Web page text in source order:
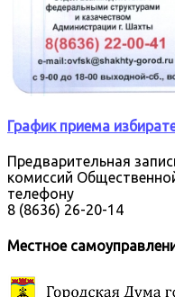
График приема
Предварительная
комиссий
телефону
8 (8636) 26-20-14
Местное